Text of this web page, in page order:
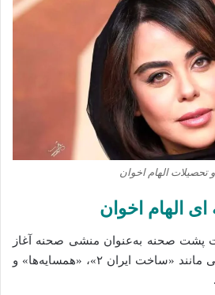
تحصیلات الهام اخوان
ای الهام اخوان
پشت صحنه به‌عنوان منشی صحنه آغاز
شد و در پروژه‌های مطرحی مانند «ساخت ایران ۲»، «همسایه‌ها» و